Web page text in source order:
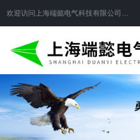
欢迎访问 上海端懿电气科技有限公司 网站！